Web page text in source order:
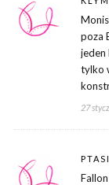
poza
jeden
tylko
27